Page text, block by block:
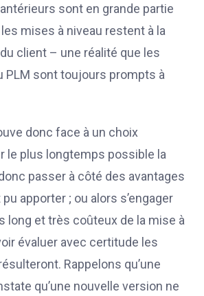
sont en grande partie
mises à niveau restent à la
client – une réalité que les
PLM sont toujours prompts à
donc face à un choix
le plus longtemps possible la
passer à côté des avantages
apporter ; ou alors s’engager
long et très coûteux de la mise à
évaluer avec certitude les
Rappelons qu’une
qu’une nouvelle version ne